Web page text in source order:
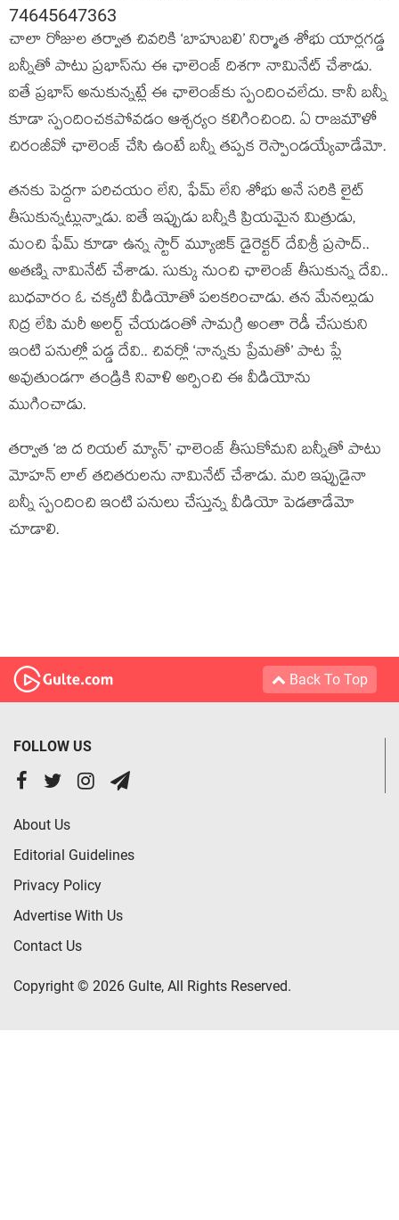
74645647363
చాలా రోజుల తర్వాత చివరికి ‘బాహుబలి’ నిర్మాత శోభు యార్లగడ్డ
బన్నీతో పాటు ప్రభాస్‌ను ఈ ఛాలెంజ్ దిశగా నామినేట్ చేశాడు.
ఐతే ప్రభాస్ అనుకున్నట్లే ఈ ఛాలెంజ్‌కు స్పందించలేదు. కానీ బన్నీ
కూడా స్పందించకపోవడం ఆశ్చర్యం కలిగించింది. ఏ రాజమౌళో
చిరంజీవో ఛాలెంజ్ చేసి ఉంటే బన్నీ తప్పక రెస్పాండయ్యేవాడేమో.
తనకు పెద్దగా పరిచయం లేని, ఫేమ్ లేని శోభు అనే సరికి లైట్
తీసుకున్నట్లున్నాడు. ఐతే ఇప్పుడు బన్నీకి ప్రియమైన మిత్రుడు,
మంచి ఫేమ్ కూడా ఉన్న స్టార్ మ్యూజిక్ డైరెక్టర్ దేవిశ్రీ ప్రసాద్..
అతణ్ని నామినేట్ చేశాడు. సుక్కు నుంచి ఛాలెంజ్ తీసుకున్న దేవి..
బుధవారం ఓ చక్కటి వీడియోతో పలకరించాడు. తన మేనల్లుడు
నిద్ర లేపి మరీ అలర్ట్ చేయడంతో సామగ్రి అంతా రెడీ చేసుకుని
ఇంటి పనుల్లో పడ్డ దేవి.. చివర్లో ‘నాన్నకు ప్రేమతో’ పాట ప్లే
అవుతుండగా తండ్రికి నివాళి అర్పించి ఈ వీడియోను
ముగించాడు.
తర్వాత ‘బి ద రియల్ మ్యాన్’ ఛాలెంజ్ తీసుకోమని బన్నీతో పాటు
మోహన్ లాల్ తదితరులను నామినేట్ చేశాడు. మరి ఇప్పుడైనా
బన్నీ స్పందించి ఇంటి పనులు చేస్తున్న వీడియో పెడతాడేమో
చూడాలి.
Back To Top
FOLLOW US
About Us
Editorial Guidelines
Privacy Policy
Advertise With Us
Contact Us
Copyright © 2026 Gulte, All Rights Reserved.